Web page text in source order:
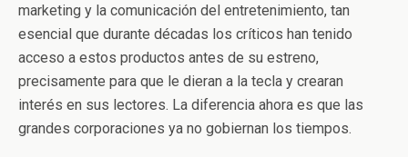
marketing y la comunicación del entretenimiento, tan
esencial que durante décadas los críticos han tenido
acceso a estos productos antes de su estreno,
precisamente para que le dieran a la tecla y crearan
interés en sus lectores. La diferencia ahora es que las
grandes corporaciones ya no gobiernan los tiempos.